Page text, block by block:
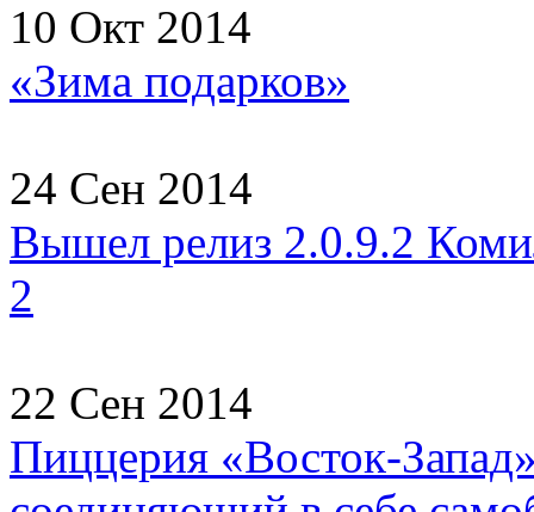
10 Окт 2014
«Зима подарков»
24 Сен 2014
Вышел релиз 2.0.9.2
2
22 Сен 2014
Пиццерия «Восток-